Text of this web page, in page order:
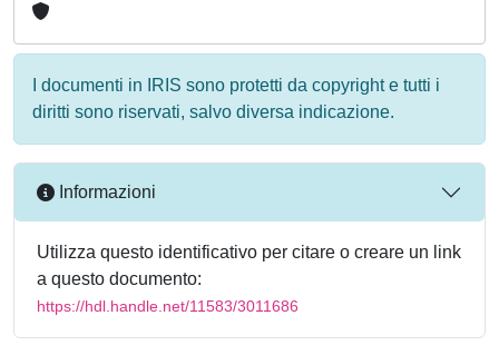
I documenti in IRIS sono protetti da copyright e tutti i
diritti sono riservati, salvo diversa indicazione.
Informazioni
Utilizza questo identificativo per citare o creare un link
a questo documento:
https://hdl.handle.net/11583/3011686